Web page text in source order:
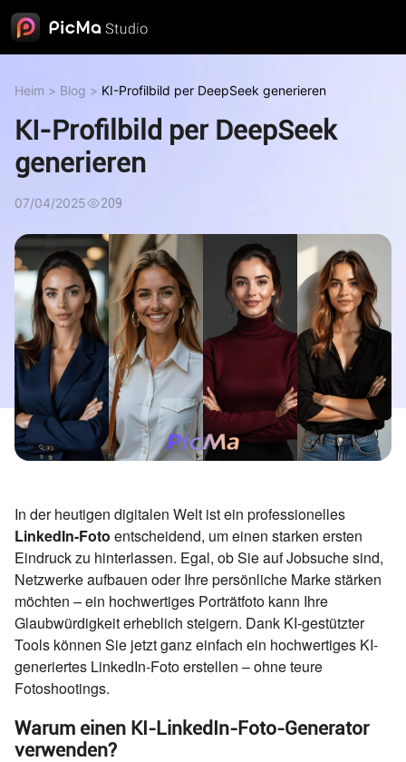
Heim > Blog > KI-Profilbild per DeepSeek generieren
KI-Profilbild per DeepSeek
generieren
07/04/2025 209
In der heutigen digitalen Welt ist ein professionelles
LinkedIn-Foto entscheidend, um einen starken ersten
Eindruck zu hinterlassen. Egal, ob Sie auf Jobsuche sind,
Netzwerke aufbauen oder Ihre persönliche Marke stärken
möchten – ein hochwertiges Porträtfoto kann Ihre
Glaubwürdigkeit erheblich steigern. Dank KI-gestützter
Tools können Sie jetzt ganz einfach ein hochwertiges KI-
generiertes LinkedIn-Foto erstellen – ohne teure
Fotoshootings.
Warum einen KI-LinkedIn-Foto-Generator
verwenden?